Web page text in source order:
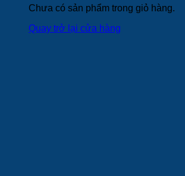
Chưa có sản phẩm trong giỏ hàng.
Quay trở lại cửa hàng